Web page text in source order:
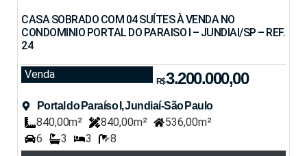
CASA SOBRADO COM 04 SUÍTES À VENDA NO
CONDOMINIO PORTAL DO PARAISO I – JUNDIAI/SP – REF.
24
Venda
R$3.200.000,00
Portal do Paraíso I, Jundiaí-São Paulo
840,00m² 840,00m²
536,00m²
6
3 3 8